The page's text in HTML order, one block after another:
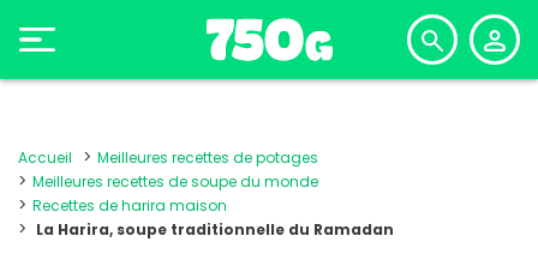
Accueil
Meilleures recettes de potages
Meilleures recettes de soupe du monde
Recettes de harira maison
La Harira, soupe traditionnelle du Ramadan